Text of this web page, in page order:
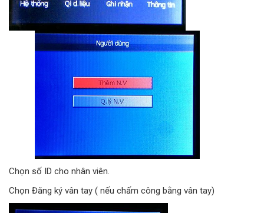
Chọn số ID cho nhân viên.
Chọn Đăng ký vân tay ( nếu chấm công bằng vân tay)